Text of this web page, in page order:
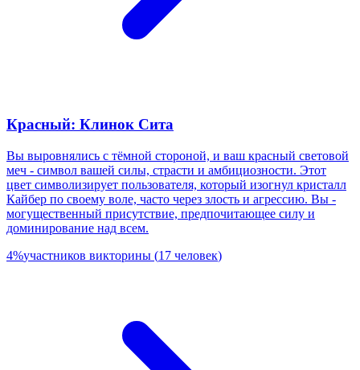
Красный: Клинок Сита
Вы выровнялись с тёмной стороной, и ваш красный световой
меч - символ вашей силы, страсти и амбициозности. Этот
цвет символизирует пользователя, который изогнул кристалл
Кайбер по своему воле, часто через злость и агрессию. Вы -
могущественный присутствие, предпочитающее силу и
доминирование над всем.
4%участников викторины (17 человек)